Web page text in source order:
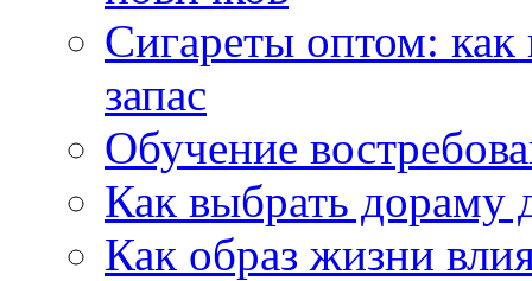
Сигареты оптом:
запас
Обучение
Как выбрать дораму
Как образ жизни